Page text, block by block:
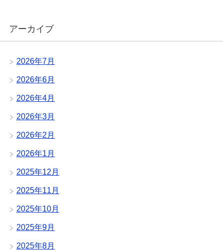
アーカイブ
2026年7月
2026年6月
2026年4月
2026年3月
2026年2月
2026年1月
2025年12月
2025年11月
2025年10月
2025年9月
2025年8月